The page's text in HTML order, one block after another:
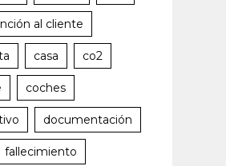
al cliente
casa co2
coches
documentación
fallecimiento